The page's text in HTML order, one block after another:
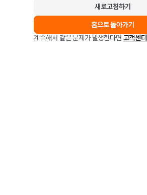
새로고침하기
홈으로 돌아가기
계속해서 같은 문제가 발생한다면 고객센터